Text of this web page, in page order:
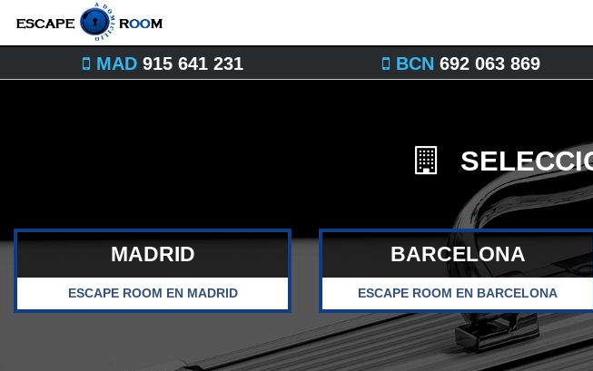
MAD 915 641 231 BCN 692 063 869
MADRID
ESCAPE ROOM EN MADRID
BARCELONA
ESCAPE ROOM EN BARCELONA